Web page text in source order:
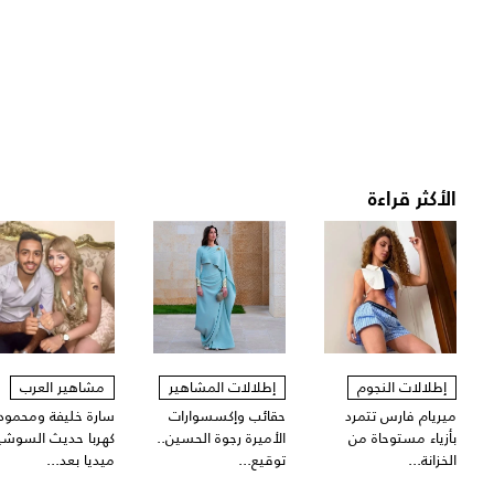
الأكثر قراءة
إطلالات النجوم
ميريام فارس تتمرد
بأزياء مستوحاة من
الخزانة...
إطلالات المشاهير
حقائب وإكسسوارات
الأميرة رجوة الحسين..
توقيع...
مشاهير العرب
سارة خليفة
كهربا حديث
ميديا بعد...